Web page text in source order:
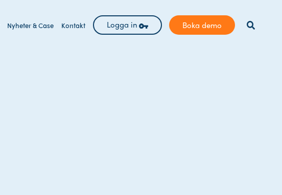
Nyheter & Case Kontakt Logga in Boka demo